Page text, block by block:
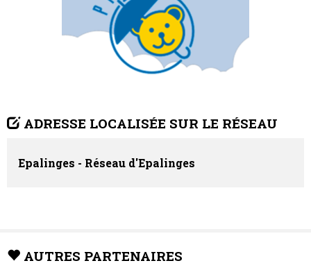
ADRESSE LOCALISÉE SUR LE RÉSEAU
Epalinges - Réseau d'Epalinges
AUTRES PARTENAIRES